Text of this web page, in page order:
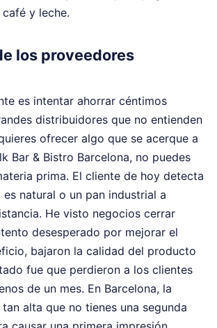
y leche.
los proveedores
es intentar ahorrar céntimos
distribuidores que no entienden
ofrecer algo que se acerque a
Bar & Bistro Barcelona, no puedes
prima. El cliente de hoy detecta
es natural o un pan industrial a
He visto negocios cerrar
desesperado por mejorar el
bajaron la calidad del producto
fue que perdieron a los clientes
de un mes. En Barcelona, la
alta que no tienes una segunda